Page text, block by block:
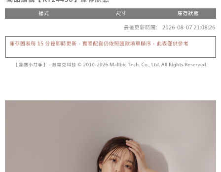
Had kredit yang diluluskan, tempoh ansuran yang tersedia, dan yuran
yang dikenakan adalah tertakluk kepada maklumat yang dinyatakan
pada halaman pengesahan transaksi seterusnya.
Jika transaksi tidak disahkan dalam masa 30 minit selepas pesanan
akan dibatalkan secara automatik. Jika permohonan gagal pada
Selepas mengakses bil melalui pautan dalam SMS, anda boleh
menyelesaikan pembayaran anda melalui salah satu saluran berikut: kod
bar kedai serbaneka, kedai runcit Taiwan Mobile, pemindahan bank,
AFTEE.
5. Tiada bayaran diperlukan apabila anda menerima produk. Sila buat
pembayaran di empat kedai serbaneka utama, ATM atau perbankan
dalam talian dengan SMS pembayaran atau pemberitahuan tolak aplikasi
AFTEE.
Sila ambil perhatian bahawa tempoh pembayaran adalah 14 hari. Walau
bagaimanapun, bagi mereka yang telah memuat turun Aplikasi AFTEE
Tempoh pembayaran dikira dari masa kedai meminta pembayaran anda,
menerima pesanan anda semasa tempoh pembayaran (cth.: produk
prapesanan atau produk yang mungkin mengambil masa yang lebih
lama untuk dihantar). Oleh itu, anda dikehendaki membuat pembayaran
kepada AFTEE dalam tempoh sama ada anda menerima pesanan.
NT$1,800 atau lebih
NT$60/pesanan | Penghantaran percuma untuk pesanan
NT$1,600 atau lebih
已關閉，請勿下單
NT$60/pesanan | Penghantaran percuma untuk pesanan